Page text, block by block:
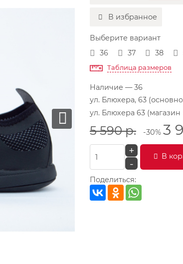
В избранное
Выберите вариант
36
37 38
Таблица размеров
Наличие — 36
ул. Блюхера, 63
ул. Блюхера 63 (магазин
5 590 р. -30% 3
+
-
В
Поделиться: